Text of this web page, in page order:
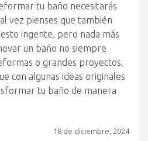
tu baño necesitarás
vez pienses que también
ingente, pero nada más
un baño no siempre
o grandes proyectos.
con algunas ideas originales
tu baño de manera
18 de diciembre, 2024